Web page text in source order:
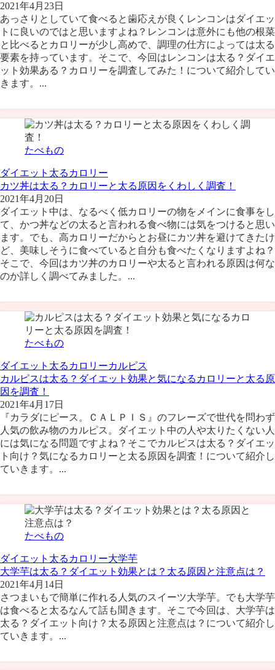
2021年4月23日
あっさりとしていて食べると歯応えが良くレンコンはダイエッ
トに良いのではと思いますよね？レンコンは意外にも他の根菜
と比べるとカロリーが少し高めで、調理の仕方によっては太る
要素を持っています。そこで、今回はレンコンは太る？ダイエ
ット効果ある？カロリーを調査してみた！について紹介してい
きます。...
たべもの
ダイエット 太る カロリー
カツ丼は太る？カロリーと太る原因をくわしく調査！
2021年4月20日
ダイエット中は、なるべく低カロリーの物をメインに食事をし
て、かつ丼などの太ると言われる食べ物には気をつけると思い
ます。でも、高カロリーだからとお昼にカツ丼を避けてきたけ
ど、美味しそうに食べていると自分も食べたくなりますよね？
そこで、今回はカツ丼のカロリーや太ると言われる原因は何な
のか詳しく調べてみました。...
たべもの
ダイエット 太る カロリーカルピス
カルピスは太る？ダイエット効果と気になるカロリーと太る原
因を調査！
2021年4月17日
『カラダにピース。ＣＡＬＰＩＳ』のフレーズで世代を問わず
人気の飲み物のカルピス。ダイエット中の人や太りたくない人
には気になる問題ですよね？そこでカルピスは太る？ダイエッ
ト向け？気になるカロリーと太る原因を調査！について紹介し
ていきます。...
たべもの
ダイエット 太る カロリー大学芋
大学芋は太る？ダイエット効果とは？太る原因と注意点は？
2021年4月14日
さつまいもで簡単に作れる人気のスイーツ大学芋。でも大学芋
は食べると太るなんて話も聞きます。そこで今回は、大学芋は
太る？ダイエット向け？太る原因と注意点は？について紹介し
ていきます。...